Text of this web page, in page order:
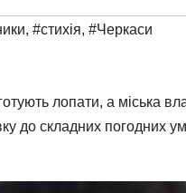
, #стихія, #Черкаси
лопати, а міська
до складних погодних